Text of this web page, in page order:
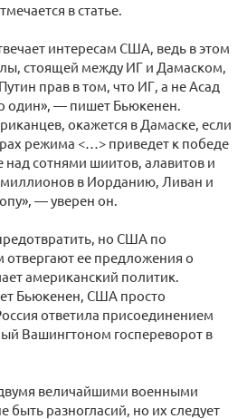
в статье.
интересам США, ведь в этом
стоящей между ИГ и Дамаском,
прав в том, что ИГ, а не Асад
один», — пишет Бьюкенен.
окажется в Дамаске, если
режима <…> приведет к победе
над сотнями шиитов, алавитов и
миллионов в Иорданию, Ливан и
— уверен он.
но США по
ее предложения о
американский политик.
Бьюкенен, США просто
ответила присоединением
Вашингтоном госпереворот в
величайшими военными
разногласий, но их следует